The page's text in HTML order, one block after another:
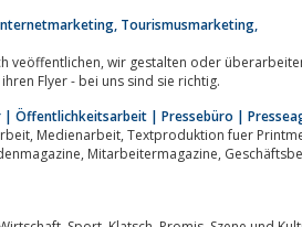
Tourismusmarketing,
Ihre Homepage,
bei uns werben sie effektiv, wir gestalten ihre Speisekarte, ihren Flyer - bei uns sind sie richtig.
| Öffentlichkeitsarbeit | Pressebüro |